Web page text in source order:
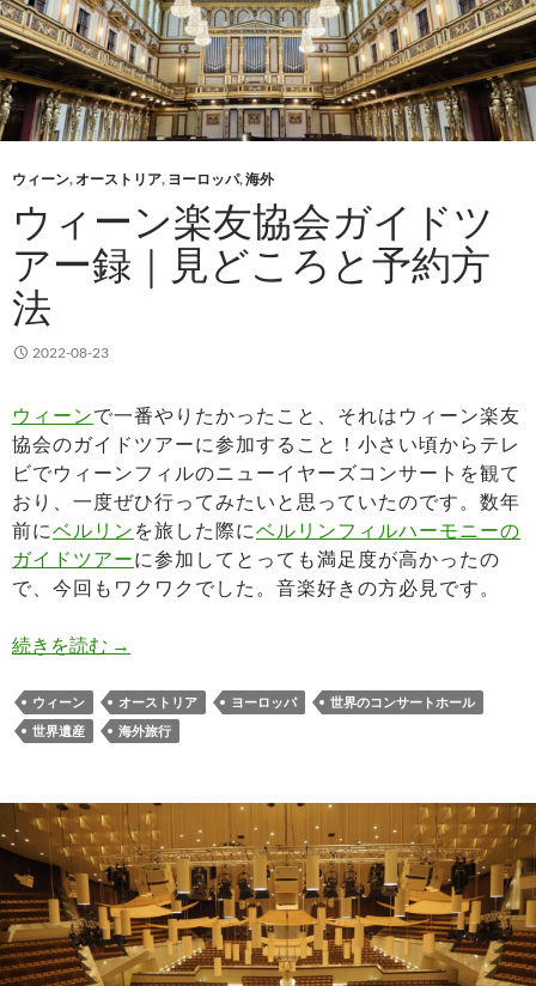
ウィーン,オーストリア, ヨーロッパ,海外
ウィーン楽友協会ガイドツ
アー録｜見どころと予約方
法
2022-08-23
ウィーンで一番やりたかったこと、それはウィーン楽友
協会のガイドツアーに参加すること！小さい頃からテレ
ビでウィーンフィルのニューイヤーズコンサートを観て
おり、一度ぜひ行ってみたいと思っていたのです。数年
前にベルリンを旅した際にベルリンフィルハーモニーの
ガイドツアーに参加してとっても満足度が高かったの
で、今回もワクワクでした。音楽好きの方必見です。
続きを読む ウィーン楽友協会ガイドツアー録｜見どころと
→
ウィーン オーストリア ヨーロッパ
世界のコンサートホール
世界遺産
海外旅行